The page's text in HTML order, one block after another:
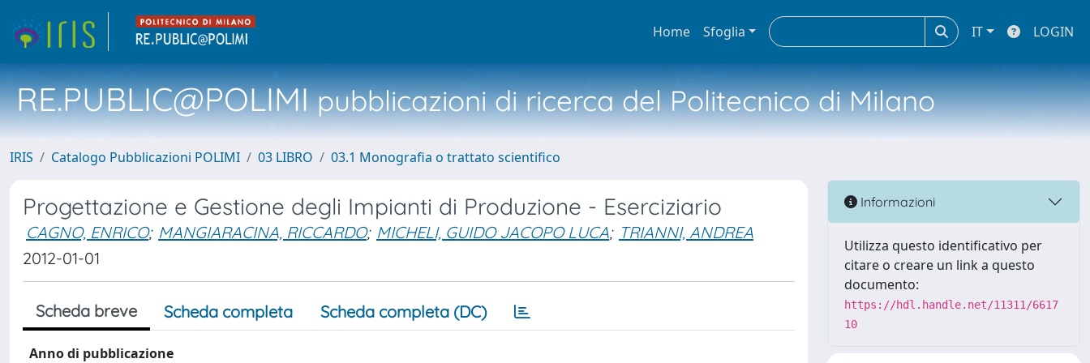
Home Sfoglia IT LOGIN
RE.PUBLIC@POLIMIpubblicazioni di ricerca del Politecnico di Milano
IRIS Catalogo Pubblicazioni POLIMI 03 LIBRO 03.1 Monografia o trattato scientifico
Progettazione e Gestione degli Impianti di Produzione - Eserciziario
CAGNO, ENRICO; MANGIARACINA, RICCARDO; MICHELI, GUIDO JACOPO LUCA; TRIANNI, ANDREA
2012-01-01
Scheda breve Scheda completa Scheda completa (DC)
Anno di pubblicazione
Informazioni
Utilizza questo identificativo per
citare o creare un link a questo
documento:
https://hdl.handle.net/11311/6617
10